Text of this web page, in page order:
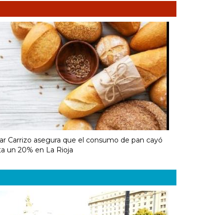
Carrizo asegura que el consumo de pan cayó
un 20% en La Rioja